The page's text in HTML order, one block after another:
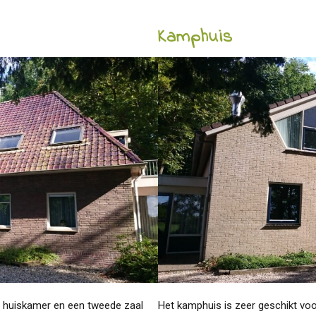
en een tweede zaal
Kamphuis
Het kamphuis is zeer geschikt